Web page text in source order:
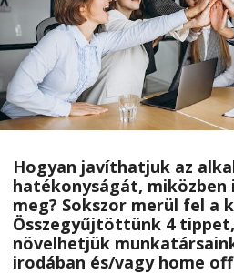
Hogyan javíthatjuk az
hatékonyságát,
meg? Sokszor merül fel a
Összegyűjtöttünk 4
növelhetjük
irodában és/vagy home